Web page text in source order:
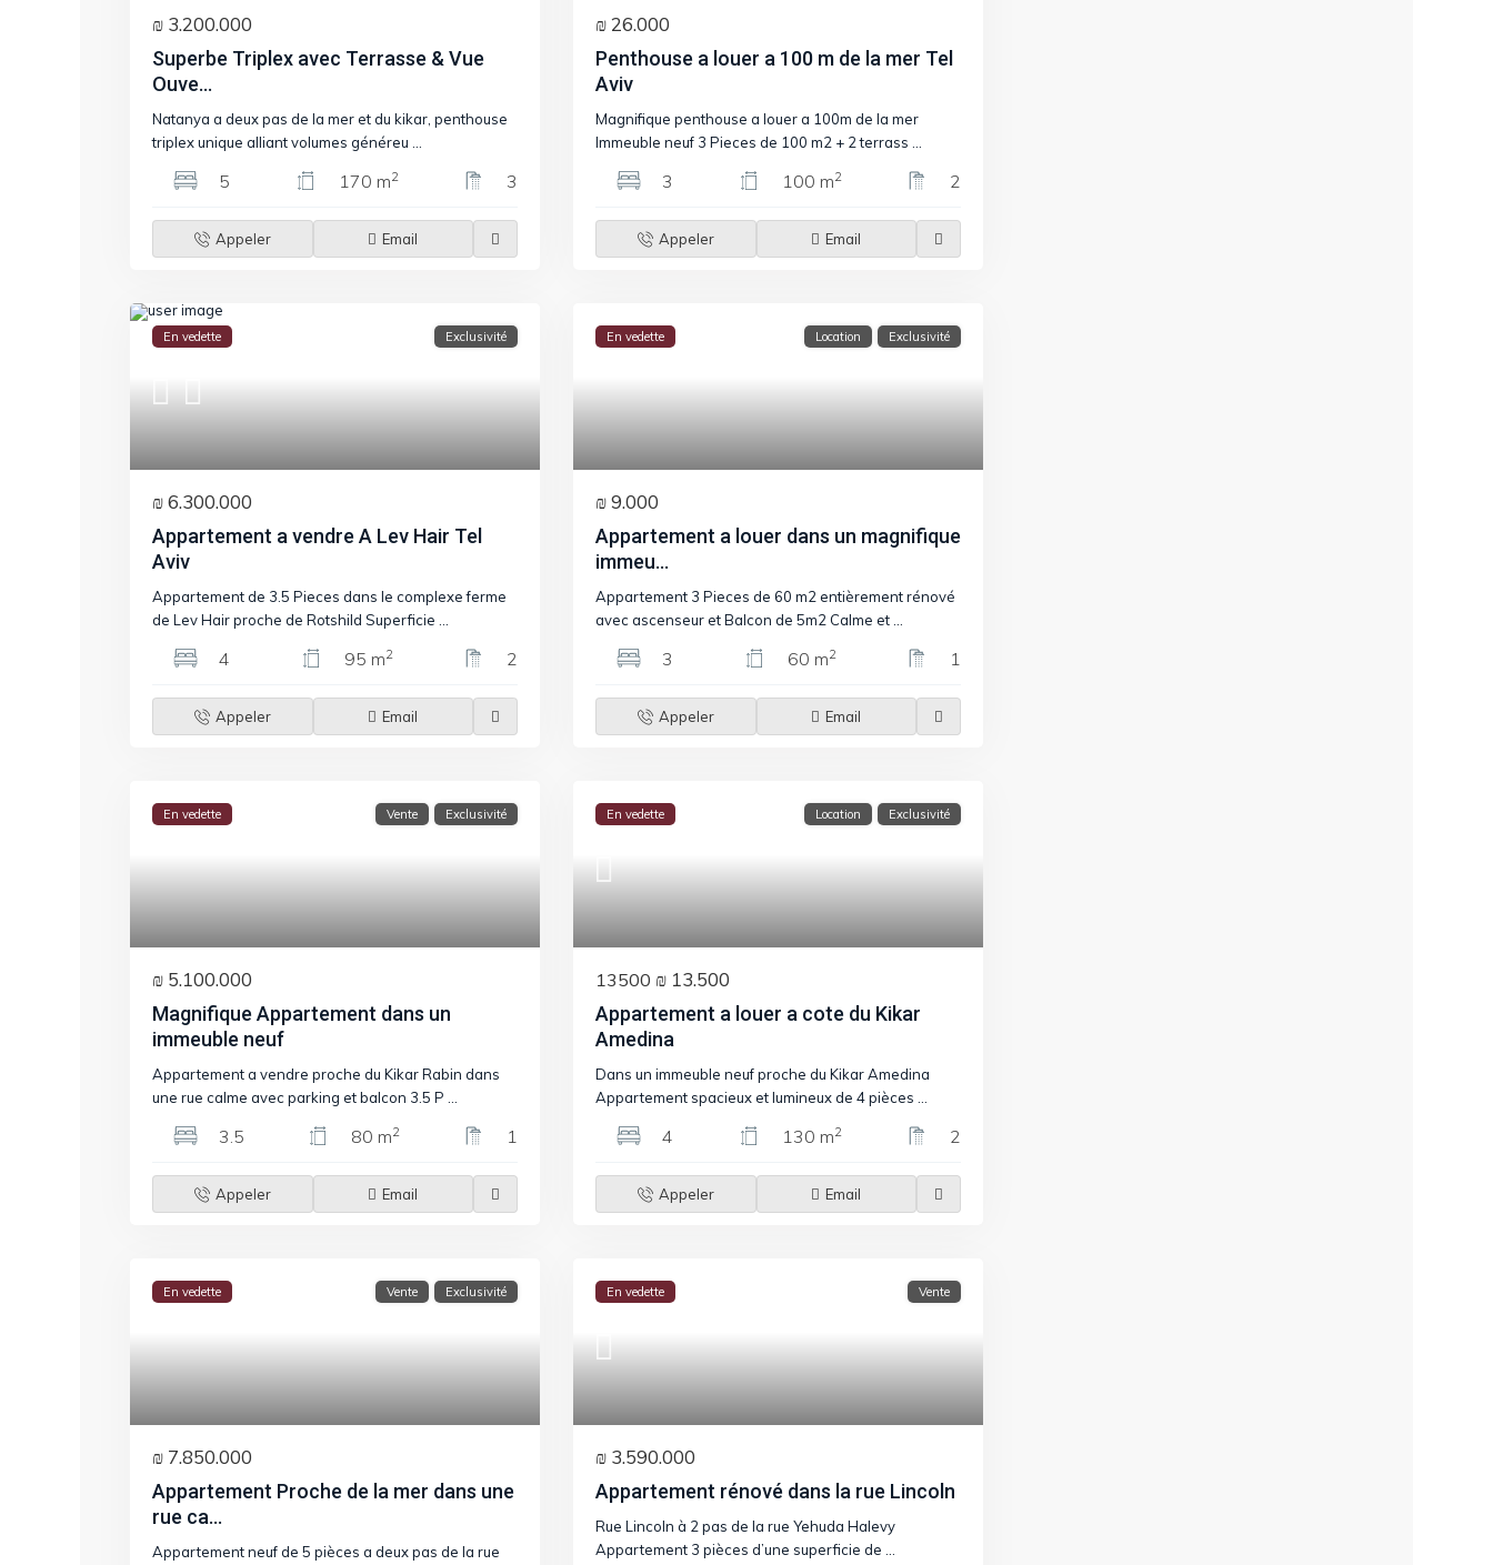
₪ 3.200.000
Superbe Triplex avec Terrasse & Vue
Ouve...
Natanya a deux pas de la mer et du kikar, penthouse
triplex unique alliant volumes généreu
5 170 m2 3
Appeler Email
₪ 26.000
Penthouse a louer a 100 m de la mer Tel
Aviv
Magnifique penthouse a louer a 100m de la mer
Immeuble neuf 3 Pieces de 100 m2 + 2 terrass
3 100 m2 2
Appeler Email
En vedette Exclusivité
₪ 6.300.000
Appartement a vendre A Lev Hair Tel
Aviv
Appartement de 3.5 Pieces dans le complexe ferme
de Lev Hair proche de Rotshild Superficie
4 95 m2 2
Appeler Email
En vedette Location Exclusivité
₪ 9.000
Appartement a louer dans un magnifique
immeu...
Appartement 3 Pieces de 60 m2 entièrement rénové
avec ascenseur et Balcon de 5m2 Calme et
3 60 m2 1
Appeler Email
En vedette Vente Exclusivité
₪ 5.100.000
Magnifique Appartement dans un
immeuble neuf
Appartement a vendre proche du Kikar Rabin dans
une rue calme avec parking et balcon 3.5 P
3.5 80 m2 1
Appeler Email
En vedette Location Exclusivité
13500 ₪ 13.500
Appartement a louer a cote du Kikar
Amedina
Dans un immeuble neuf proche du Kikar Amedina
Appartement spacieux et lumineux de 4 pièces
4 130 m2 2
Appeler Email
En vedette Vente Exclusivité
₪ 7.850.000
Appartement Proche de la mer dans une
rue ca...
Appartement neuf de 5 pièces a deux pas de la rue
En vedette Vente
₪ 3.590.000
Appartement rénové dans la rue Lincoln
Rue Lincoln à 2 pas de la rue Yehuda Halevy
Appartement 3 pièces d’une superficie de ...